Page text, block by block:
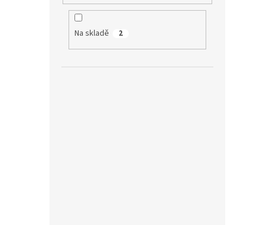
Na skladě 2